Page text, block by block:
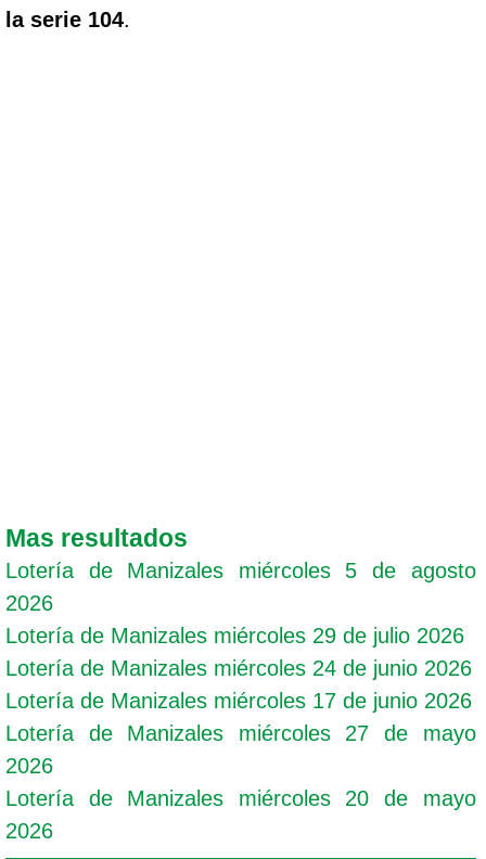
la serie 104.
Mas resultados
Lotería de Manizales miércoles 5 de agosto
2026
Lotería de Manizales miércoles 29 de julio 2026
Lotería de Manizales miércoles 24 de junio 2026
Lotería de Manizales miércoles 17 de junio 2026
Lotería de Manizales miércoles 27 de mayo
2026
Lotería de Manizales miércoles 20 de mayo
2026